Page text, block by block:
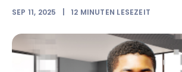
SEP 11, 2025 |12 MINUTEN LESEZEIT